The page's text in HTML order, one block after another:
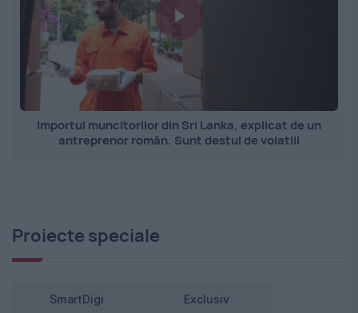
Importul muncitorilor din Sri Lanka, explicat de un
antreprenor român. Sunt destul de volatili
Proiecte speciale
SmartDigi Exclusiv